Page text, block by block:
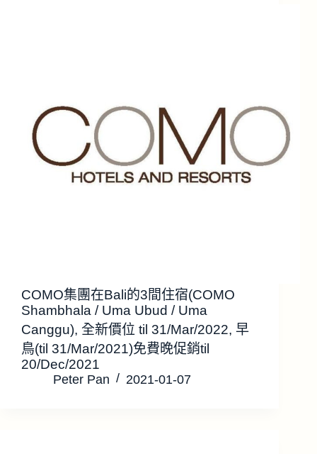
COMO集團在Bali的3間住宿(COMO
Shambhala / Uma Ubud / Uma
Canggu), 全新價位 til 31/Mar/2022, 早
鳥(til 31/Mar/2021)免費晚促銷til
20/Dec/2021
Peter Pan 2021-01-07